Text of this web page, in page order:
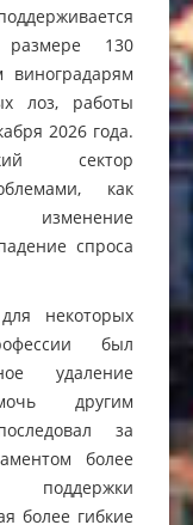
130
лоз, работы
2026 года.
сектор
как
спроса
некоторых
был
удаление
другим
за
более
более гибкие